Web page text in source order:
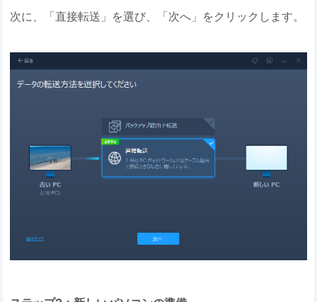
次に、「直接転送」を選び、「次へ」をクリックします。